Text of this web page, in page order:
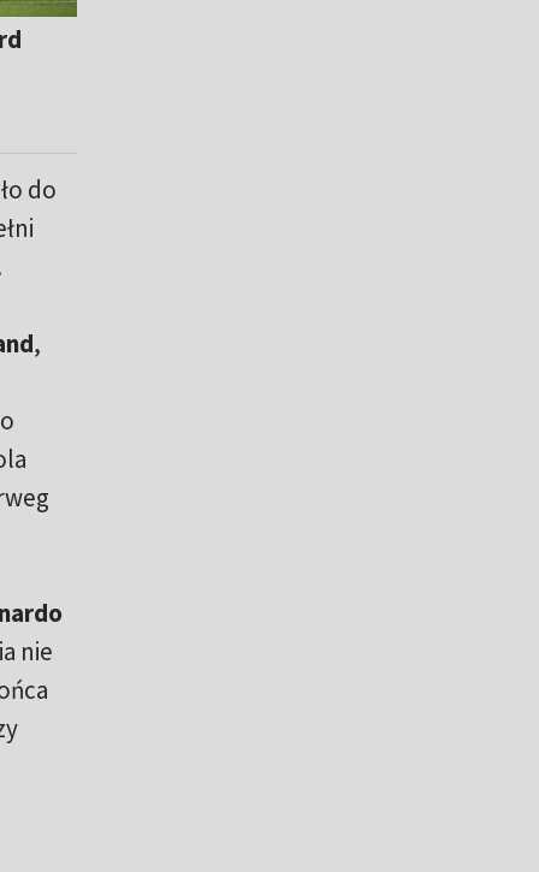
do
,
nie